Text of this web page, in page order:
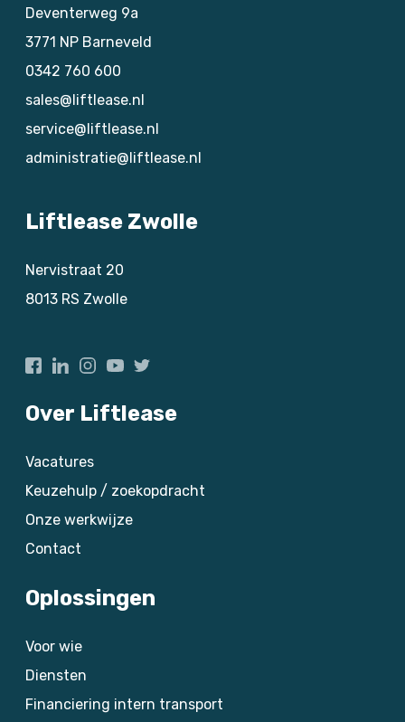
Deventerweg 9a
3771 NP Barneveld
0342 760 600
sales@liftlease.nl
service@liftlease.nl
administratie@liftlease.nl
Liftlease Zwolle
Nervistraat 20
8013 RS Zwolle
Over Liftlease
Vacatures
Keuzehulp / zoekopdracht
Onze werkwijze
Contact
Oplossingen
Voor wie
Diensten
Financiering intern transport